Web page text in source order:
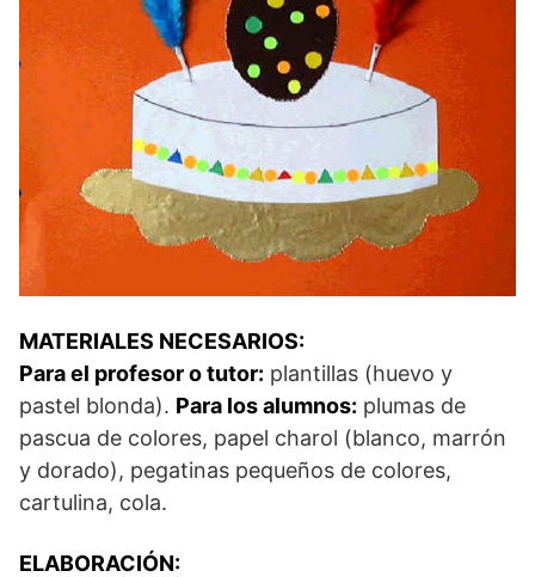
MATERIALES NECESARIOS:
Para el profesor o tutor: plantillas (huevo y
pastel blonda). Para los alumnos: plumas de
pascua de colores, papel charol (blanco, marrón
y dorado), pegatinas pequeños de colores,
cartulina, cola.
ELABORACIÓN: